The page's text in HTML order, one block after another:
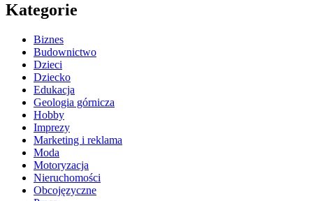
Kategorie
Biznes
Budownictwo
Dzieci
Dziecko
Edukacja
Geologia górnicza
Hobby
Imprezy
Marketing i reklama
Moda
Motoryzacja
Nieruchomości
Obcojęzyczne